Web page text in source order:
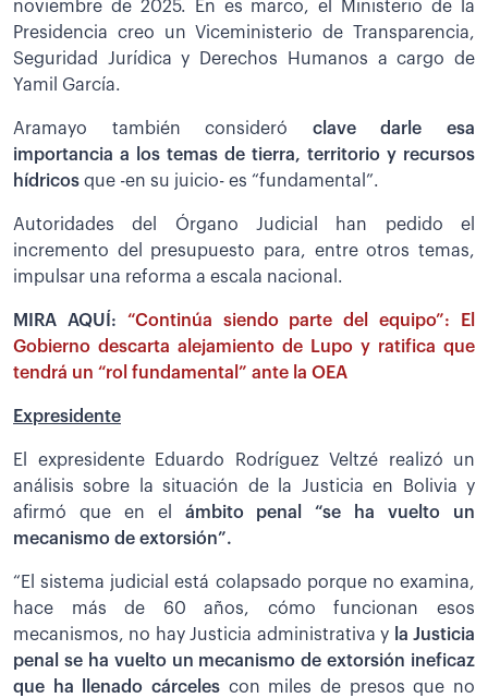
noviembre de 2025. En es marco, el Ministerio de la
Presidencia creo un Viceministerio de Transparencia,
Seguridad Jurídica y Derechos Humanos a cargo de
Yamil García.
Aramayo también consideró clave darle esa
importancia a los temas de tierra, territorio y recursos
hídricos que -en su juicio- es “fundamental”.
Autoridades del Órgano Judicial han pedido el
incremento del presupuesto para, entre otros temas,
impulsar una reforma a escala nacional.
MIRA AQUÍ: “Continúa siendo parte del equipo”: El
Gobierno descarta alejamiento de Lupo y ratifica que
tendrá un “rol fundamental” ante la OEA
Expresidente
El expresidente Eduardo Rodríguez Veltzé realizó un
análisis sobre la situación de la Justicia en Bolivia y
afirmó que en el ámbito penal “se ha vuelto un
mecanismo de extorsión”.
“El sistema judicial está colapsado porque no examina,
hace más de 60 años, cómo funcionan esos
mecanismos, no hay Justicia administrativa y la Justicia
penal se ha vuelto un mecanismo de extorsión ineficaz
que ha llenado cárceles con miles de presos que no